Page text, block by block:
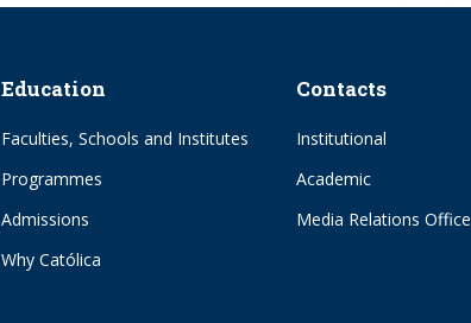
Education
Faculties, Schools and Institutes
Programmes
Admissions
Why Católica
Contacts
Institutional
Academic
Media Relations Office